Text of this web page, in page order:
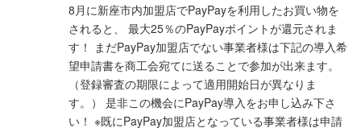
8月に新座市内加盟店でPayPayを利用したお買い物を
されると、 最大25％のPayPayポイントが還元されま
す！ まだPayPay加盟店でない事業者様は下記の導入希
望申請書を商工会宛てに送ることで参加が出来ます。
（登録審査の期限によって適用開始日が異なりま
す。） 是非この機会にPayPay導入をお申し込み下さ
い！ ※既にPayPay加盟店となっている事業者様は申請